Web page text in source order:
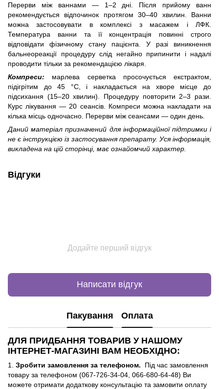
Перерви між ваннами — 1–2 дні. Після прийому ванн
рекомендується відпочинок протягом 30–40 хвилин. Ванни
можна застосовувати в комплексі з масажем і ЛФК.
Температура ванни та її концентрація повинні строго
відповідати фізичному стану пацієнта. У разі виникнення
бальнеореакції процедуру слід негайно припинити і надалі
проводити тільки за рекомендацією лікаря.
Компреси: марлева серветка просочується екстрактом,
підігрітим до 45 °С, і накладається на хворе місце до
підсихання (15–20 хвилин). Процедуру повторити 2–3 рази.
Курс лікування — 20 сеансів. Компреси можна накладати на
кілька місць одночасно. Перерви між сеансами — один день.
Даний матеріал призначений для інформаційної підтримки і
не є інструкцією із застосування препарату. Уся інформація,
викладена на цій сторінці, має ознайомчий характер.
Відгуки
Додайте перший відгук
Написати відгук
Пакування Оплата
ДЛЯ ПРИДБАННЯ ТОВАРИВ У НАШОМУ
ІНТЕРНЕТ-МАГАЗИНІ ВАМ НЕОБХІДНО:
1. Зробити замовлення за телефоном. Під час замовлення
товару за телефоном (067-726-34-04, 066-680-64-48) Ви
можете отримати додаткову консультацію та замовити оплату